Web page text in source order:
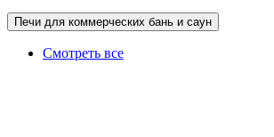
Печи для коммерческих бань и саун
Смотреть все